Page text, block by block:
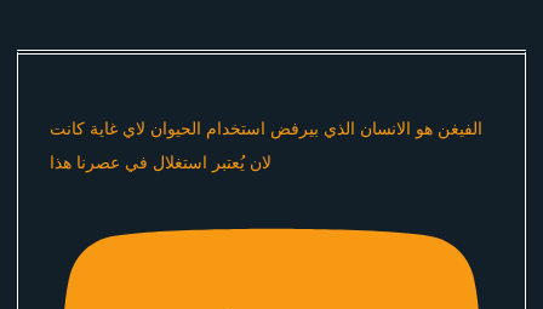
الفيغن هو الانسان الذي بيرفض استخدام الحيوان لاي غاية كانت